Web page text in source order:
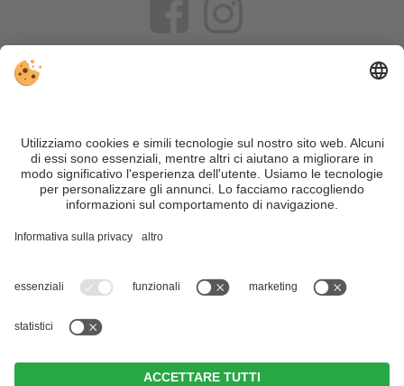
VIVOSüdtirol è il portale di viaggio per chi desidera vivere il
Trentino Alto Adige davvero – con consigli autentici, alloggi e
offerte su misura.
Nonostante il lavoro accurato e il costante aggiornamento dei
motivi di sicurezza, si prega di verificare chiedendo
| Part. IVA IT02365710215